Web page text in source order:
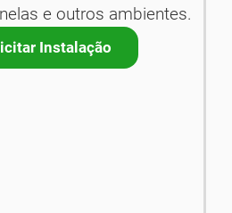
e outros ambientes.
Instalação